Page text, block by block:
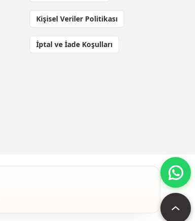
Kişisel Veriler Politikası
İptal ve İade Koşulları